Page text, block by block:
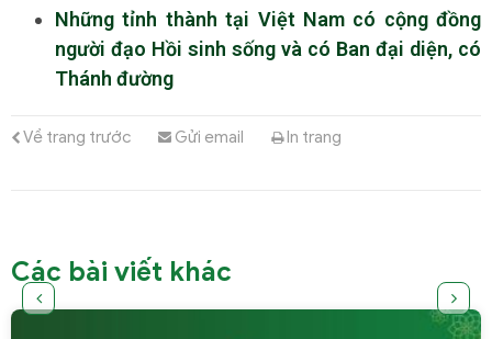
Những tỉnh thành tại Việt Nam có cộng đồng
người đạo Hồi sinh sống và có Ban đại diện, có
Thánh đường
Về trang trước Gửi email In trang
Các bài viết khác